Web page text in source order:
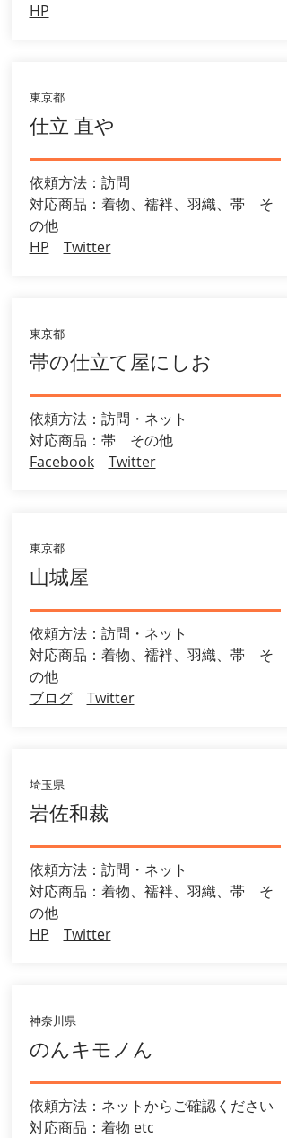
HP
東京都
仕立 直や
依頼方法：訪問
​対応商品：着物、襦袢、羽織、帯 そ
の他
HP
Twitter
東京都
帯の仕立て屋にしお
依頼方法：訪問・ネット
​対応商品：帯 その他
Facebook
Twitter
東京都
山城屋
依頼方法：訪問・ネット
​対応商品：着物、襦袢、羽織、帯 そ
の他
ブログ
Twitter
埼玉県
岩佐和裁
依頼方法：訪問・ネット
​対応商品：着物、襦袢、羽織、帯 そ
の他
HP
Twitter
神奈川県
のんキモノん
依頼方法：ネットからご確認ください
​対応商品：着物 etc